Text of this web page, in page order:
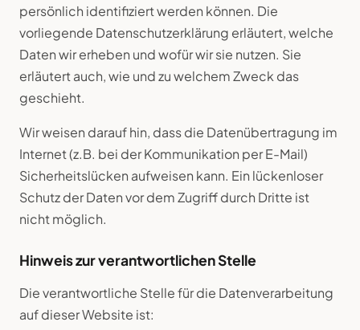
persönlich identifiziert werden können. Die
vorliegende Datenschutzerklärung erläutert, welche
Daten wir erheben und wofür wir sie nutzen. Sie
erläutert auch, wie und zu welchem Zweck das
geschieht.
Wir weisen darauf hin, dass die Datenübertragung im
Internet (z.B. bei der Kommunikation per E-Mail)
Sicherheitslücken aufweisen kann. Ein lückenloser
Schutz der Daten vor dem Zugriff durch Dritte ist
nicht möglich.
Hinweis zur verantwortlichen Stelle
Die verantwortliche Stelle für die Datenverarbeitung
auf dieser Website ist: